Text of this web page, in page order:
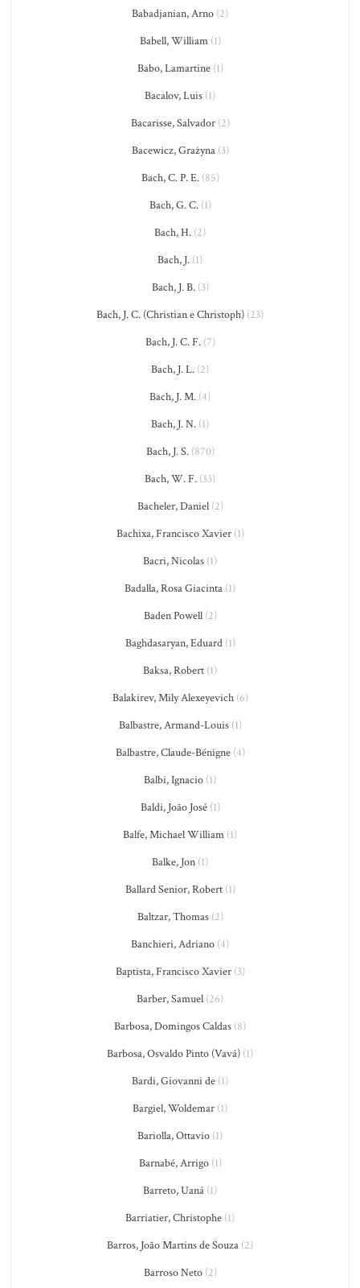
Babadjanian, Arno (2)
Babell, William(1)
Babo, Lamartine(1)
Bacalov, Luis (1)
Bacarisse, Salvador(2)
Bacewicz, Grażyna(3)
Bach, C. P. E.(85)
Bach, G. C.(1)
Bach, H. (2)
Bach, J. (1)
Bach, J. B.(3)
Bach, J. C. (Christian e Christoph) (23)
Bach, J. C. F.(7)
Bach, J. L. (2)
Bach, J. M. (4)
Bach, J. N. (1)
Bach, J. S.(870)
Bach, W. F. (33)
Bacheler, Daniel(2)
Bachixa, Francisco Xavier(1)
Bacri, Nicolas (1)
Badalla, Rosa Giacinta (1)
Baden Powell(2)
Baghdasaryan, Eduard(1)
Baksa, Robert (1)
Balakirev, Mily Alexeyevich(6)
Balbastre, Armand-Louis(1)
Balbastre, Claude-Bénigne(4)
Balbi, Ignacio (1)
Baldi, João José(1)
Balfe, Michael William (1)
Balke, Jon (1)
Ballard Senior, Robert(1)
Baltzar, Thomas(2)
Banchieri, Adriano (4)
Baptista, Francisco Xavier(3)
Barber, Samuel (26)
Barbosa, Domingos Caldas (8)
Barbosa, Osvaldo Pinto (Vavá) (1)
Bardi, Giovanni de (1)
Bargiel, Woldemar (1)
Bariolla, Ottavio (1)
Barnabé, Arrigo(1)
Barreto, Uaná (1)
Barriatier, Christophe (1)
Barros, João Martins de Souza (2)
Barroso Neto(2)